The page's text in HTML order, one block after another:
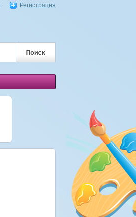
Регистрация